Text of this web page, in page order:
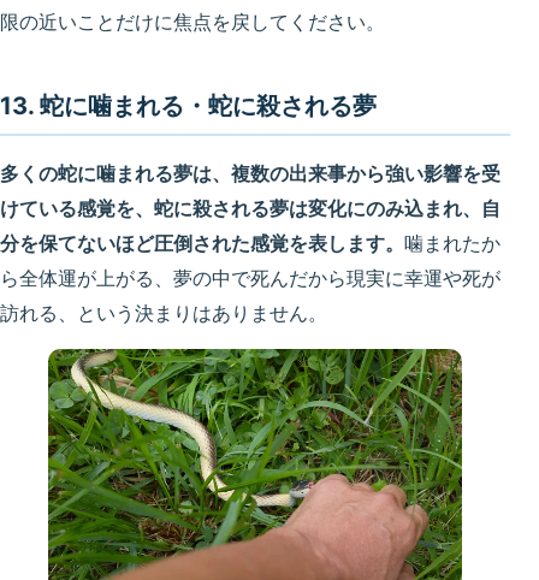
限の近いことだけに焦点を戻してください。
13. 蛇に噛まれる・蛇に殺される夢
多くの蛇に噛まれる夢は、複数の出来事から強い影響を受
けている感覚を、蛇に殺される夢は変化にのみ込まれ、自
分を保てないほど圧倒された感覚を表します。 噛まれたか
ら全体運が上がる、夢の中で死んだから現実に幸運や死が
訪れる、という決まりはありません。